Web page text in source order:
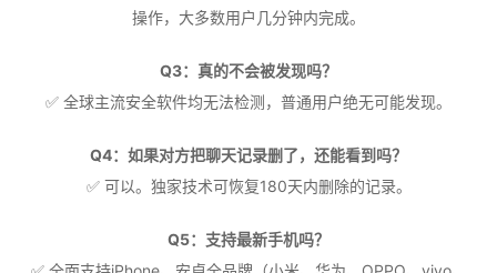
操作，大多数用户几分钟内完成。
Q3：真的不会被发现吗？
✅ 全球主流安全软件均无法检测，普通用户绝无可能发现。
Q4：如果对方把聊天记录删了，还能看到吗？
✅ 可以。独家技术可恢复180天内删除的记录。
Q5：支持最新手机吗？